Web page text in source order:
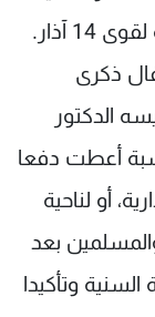
آذار.
ذكرى
الدكتور
أعطت دفعا
لجهة استنهاض الحالة الـ14 آذارية، أو لناحية
بعد
وتأكيدا